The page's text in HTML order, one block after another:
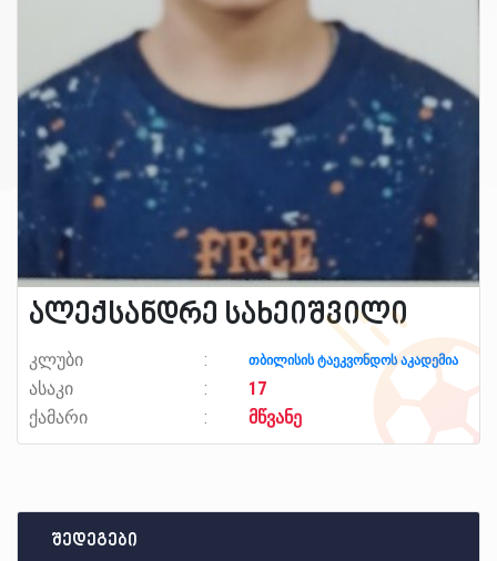
ალექსანდრე სახეიშვილი
კლუბი თბილისის ტაეკვონდოს აკადემია
ასაკი
17
ქამარი
მწვანე
შედეგები